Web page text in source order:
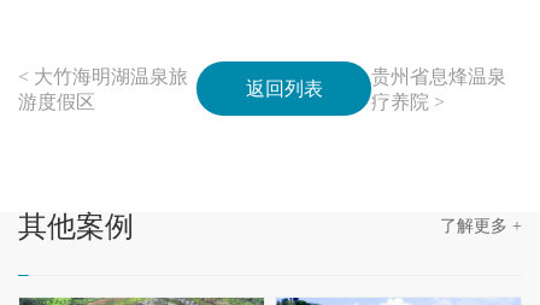
< 大竹海明湖温泉旅
游度假区
返回列表
贵州省息烽温泉
疗养院 >
其他案例 了解更多 +